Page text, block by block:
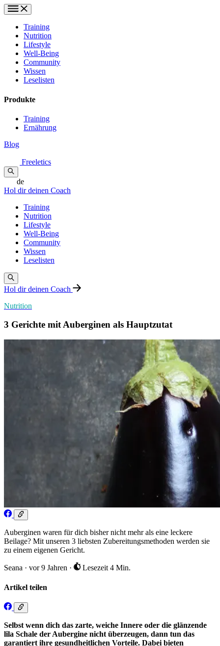
Training
Nutrition
Lifestyle
Well-Being
Community
Wissen
Leselisten
Produkte
Training
Ernährung
Blog
Freeletics
de
Hol dir deinen Coach
Training
Nutrition
Lifestyle
Well-Being
Community
Wissen
Leselisten
Hol dir deinen Coach
Nutrition
3 Gerichte mit Auberginen als Hauptzutat
Auberginen waren für dich bisher nicht mehr als eine leckere
Beilage? Mit unseren 3 liebsten Zubereitungsmethoden werden sie
zu einem eigenen Gericht.
Seana · vor 9 Jahren · Lesezeit 4 Min.
Artikel teilen
Selbst wenn dich das zarte, weiche Innere oder die glänzende
lila Schale der Aubergine nicht überzeugen, dann tun das
garantiert ihre gesundheitlichen Vorteile. Dabei bieten